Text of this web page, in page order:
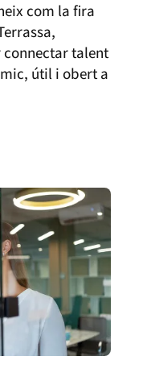
com la fira
talent
útil i obert a